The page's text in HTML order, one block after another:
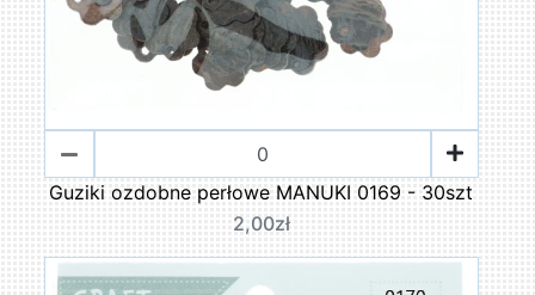
Guziki ozdobne perłowe MANUKI 0169 - 30szt
2,00zł